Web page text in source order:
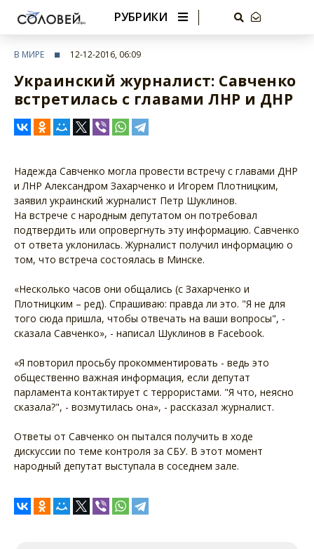
РУБРИКИ
В МИРЕ 12-12-2016, 06:09
Украинский журналист: Савченко
встретилась с главами ЛНР и ДНР
Надежда Савченко могла провести встречу с главами ДНР
и ЛНР Александром Захарченко и Игорем Плотницким,
заявил украинский журналист Петр Шуклинов.
На встрече с народным депутатом он потребовал
подтвердить или опровергнуть эту информацию. Савченко
от ответа уклонилась. Журналист получил информацию о
том, что встреча состоялась в Минске.
«Несколько часов они общались (с Захарченко и
Плотницким – ред). Спрашиваю: правда ли это. "Я не для
того сюда пришла, чтобы отвечать на ваши вопросы", -
сказала Савченко», - написал Шуклинов в Facebook.
«Я повторил просьбу прокомментировать - ведь это
общественно важная информация, если депутат
парламента контактирует с террористами. "Я что, неясно
сказала?", - возмутилась она», - рассказал журналист.
Ответы от Савченко он пытался получить в ходе
дискуссии по теме контроля за СБУ. В этот момент
народный депутат выступала в соседнем зале.